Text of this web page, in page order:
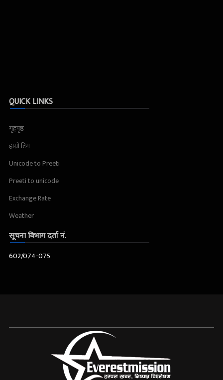
QUICK LINKS
गृहपृष्ठ
हाम्रो टिम
Unicode to Preeti
Preeti to unicode
Exchange Rate
Weather
सूचना बिभाग दर्ता नं.
602/074-075